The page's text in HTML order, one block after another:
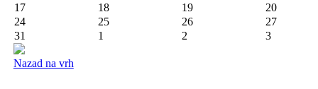
17
18 19
20
24
25 26
27
31
1 2 3
Nazad na vrh